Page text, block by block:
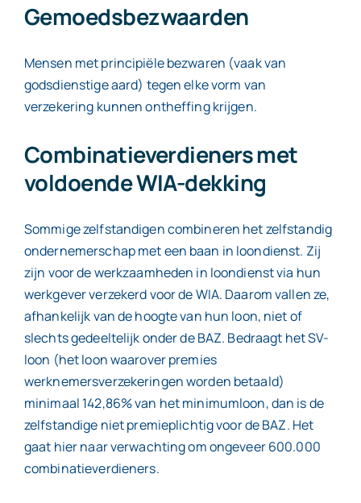
Gemoedsbezwaarden
Mensen met principiële bezwaren (vaak van
godsdienstige aard) tegen elke vorm van
verzekering kunnen ontheffing krijgen.
Combinatieverdieners met
voldoende WIA-dekking
Sommige zelfstandigen combineren het zelfstandig
ondernemerschap met een baan in loondienst. Zij
zijn voor de werkzaamheden in loondienst via hun
werkgever verzekerd voor de WIA. Daarom vallen ze,
afhankelijk van de hoogte van hun loon, niet of
slechts gedeeltelijk onder de BAZ. Bedraagt het SV-
loon (het loon waarover premies
werknemersverzekeringen worden betaald)
minimaal 142,86% van het minimumloon, dan is de
zelfstandige niet premieplichtig voor de BAZ. Het
gaat hier naar verwachting om ongeveer 600.000
combinatieverdieners.